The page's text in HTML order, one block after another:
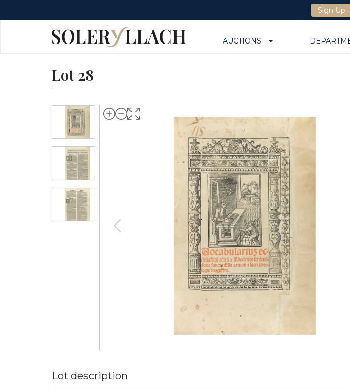
Sign Up
AUCTIONS
Lot 28
Lot description